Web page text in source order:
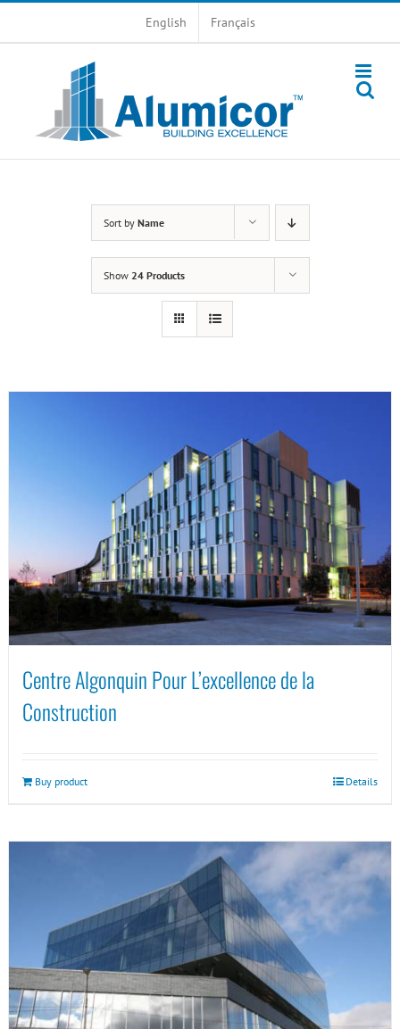
English Français
Sort by Name
Show 24 Products
Centre Algonquin Pour L’excellence de la
Construction
Buy product Details